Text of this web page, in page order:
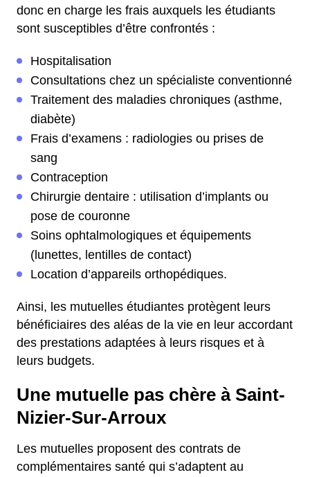
donc en charge les frais auxquels les étudiants
sont susceptibles d’être confrontés :
Hospitalisation
Consultations chez un spécialiste conventionné
Traitement des maladies chroniques (asthme,
diabète)
Frais d’examens : radiologies ou prises de
sang
Contraception
Chirurgie dentaire : utilisation d’implants ou
pose de couronne
Soins ophtalmologiques et équipements
(lunettes, lentilles de contact)
Location d’appareils orthopédiques.
Ainsi, les mutuelles étudiantes protègent leurs
bénéficiaires des aléas de la vie en leur accordant
des prestations adaptées à leurs risques et à
leurs budgets.
Une mutuelle pas chère à Saint-
Nizier-Sur-Arroux
Les mutuelles proposent des contrats de
complémentaires santé qui s’adaptent au